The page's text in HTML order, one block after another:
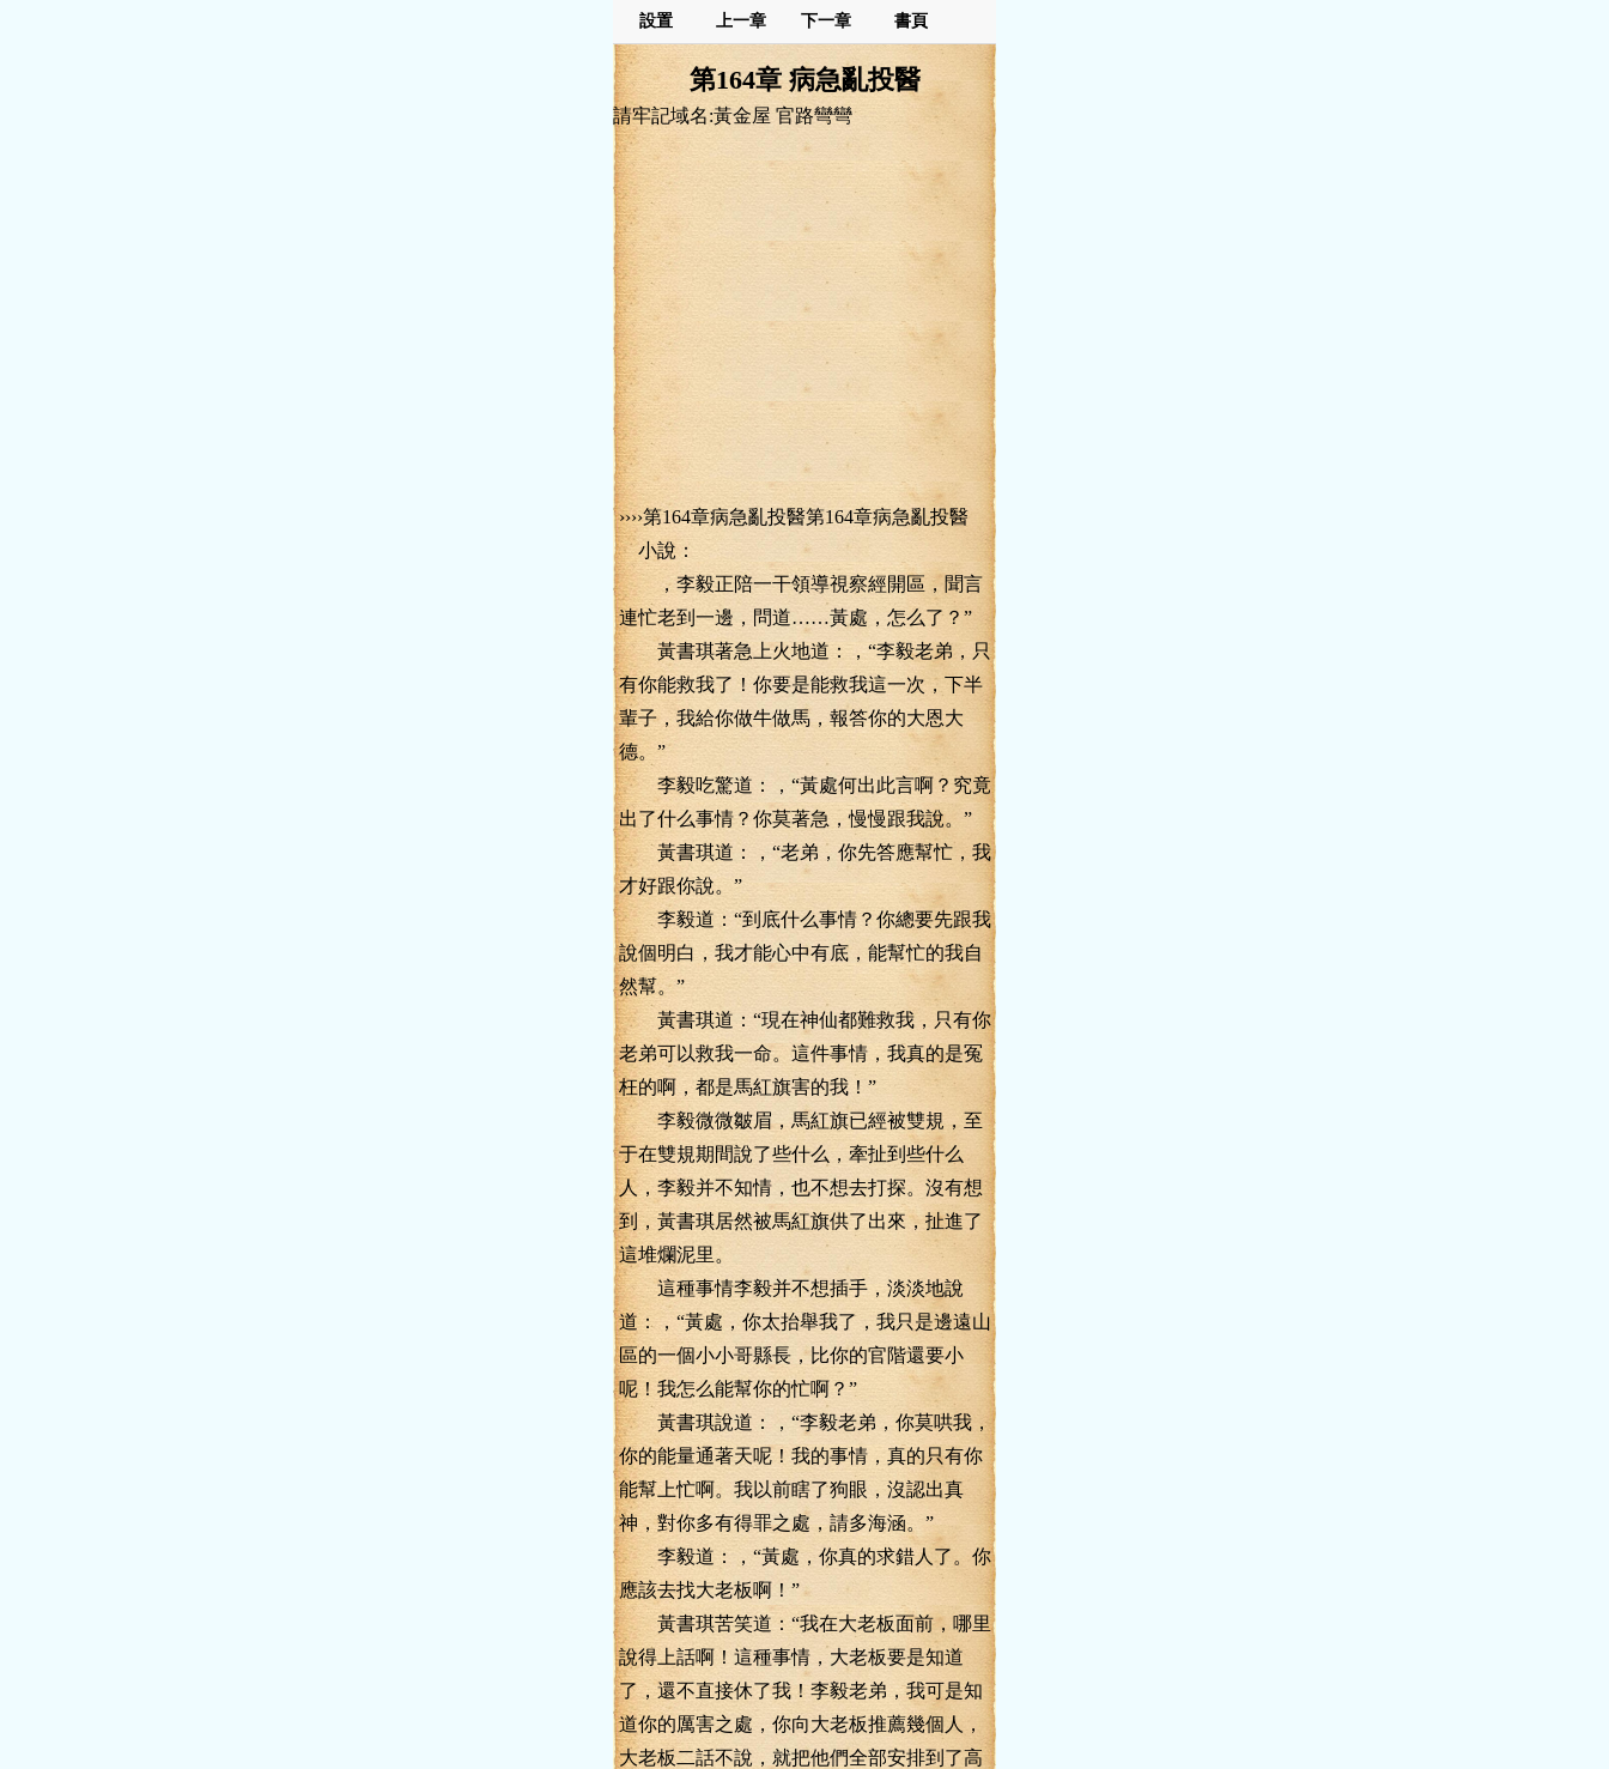
設置 上一章 下一章 書頁
第164章 病急亂投醫
請牢記域名:黃金屋 官路彎彎
››››第164章病急亂投醫第164章病急亂投醫
小說：
，李毅正陪一干領導視察經開區，聞言
連忙老到一邊，問道……黃處，怎么了？”
黃書琪著急上火地道：，“李毅老弟，只
有你能救我了！你要是能救我這一次，下半
輩子，我給你做牛做馬，報答你的大恩大
德。”
李毅吃驚道：，“黃處何出此言啊？究竟
出了什么事情？你莫著急，慢慢跟我說。”
黃書琪道：，“老弟，你先答應幫忙，我
才好跟你說。”
李毅道：“到底什么事情？你總要先跟我
說個明白，我才能心中有底，能幫忙的我自
然幫。”
黃書琪道：“現在神仙都難救我，只有你
老弟可以救我一命。這件事情，我真的是冤
枉的啊，都是馬紅旗害的我！”
李毅微微皺眉，馬紅旗已經被雙規，至
于在雙規期間說了些什么，牽扯到些什么
人，李毅并不知情，也不想去打探。沒有想
到，黃書琪居然被馬紅旗供了出來，扯進了
這堆爛泥里。
這種事情李毅并不想插手，淡淡地說
道：，“黃處，你太抬舉我了，我只是邊遠山
區的一個小小哥縣長，比你的官階還要小
呢！我怎么能幫你的忙啊？”
黃書琪說道：，“李毅老弟，你莫哄我，
你的能量通著天呢！我的事情，真的只有你
能幫上忙啊。我以前瞎了狗眼，沒認出真
神，對你多有得罪之處，請多海涵。”
李毅道：，“黃處，你真的求錯人了。你
應該去找大老板啊！”
黃書琪苦笑道：“我在大老板面前，哪里
說得上話啊！這種事情，大老板要是知道
了，還不直接休了我！李毅老弟，我可是知
道你的厲害之處，你向大老板推薦幾個人，
大老板二話不說，就把他們全部安排到了高